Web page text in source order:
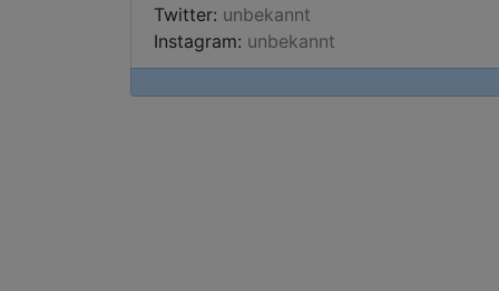
Twitter: unbekannt
Instagram: unbekannt